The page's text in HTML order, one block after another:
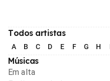
Todos artistas
A B C D E F G H
Músicas
Em alta